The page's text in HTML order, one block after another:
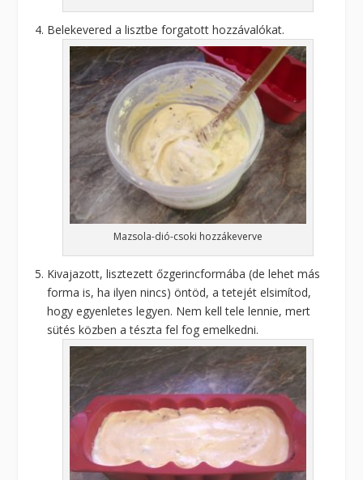
Belekevered a lisztbe forgatott hozzávalókat.
Mazsola-dió-csoki hozzákeverve
Kivajazott, lisztezett őzgerincformába (de lehet más
forma is, ha ilyen nincs) öntöd, a tetejét elsimítod,
hogy egyenletes legyen. Nem kell tele lennie, mert
sütés közben a tészta fel fog emelkedni.